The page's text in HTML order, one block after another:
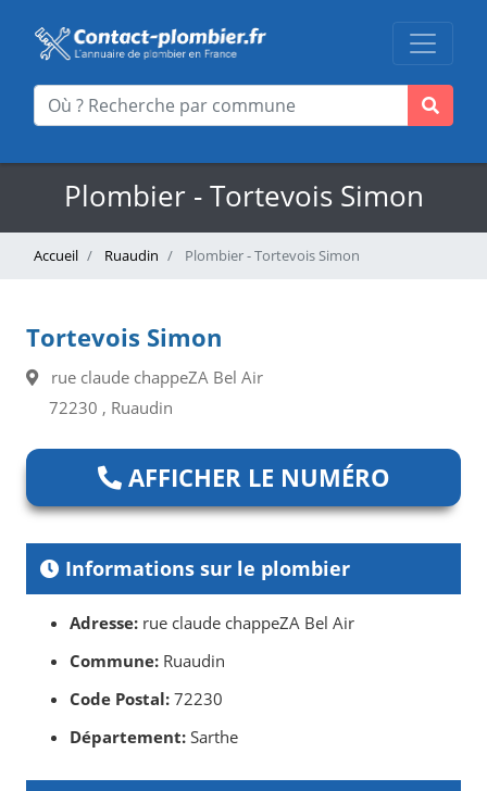
Plombier - Tortevois Simon
Accueil Ruaudin Plombier - Tortevois Simon
Tortevois Simon
rue claude chappeZA Bel Air
72230 , Ruaudin
AFFICHER LE NUMÉRO
Informations sur le plombier
Adresse: rue claude chappeZA Bel Air
Commune: Ruaudin
Code Postal: 72230
Département: Sarthe